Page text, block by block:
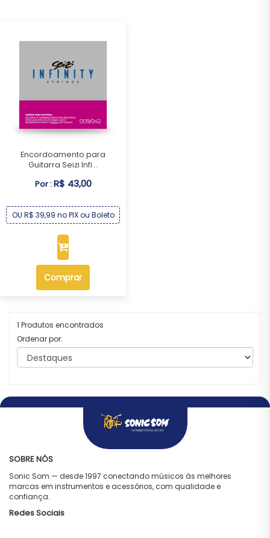
Encordoamento para
Guitarra Seizi Infi...
Por :R$ 43,00
OU R$ 39,99 no PIX ou Boleto
Comprar
1 Produtos encontrados
Ordenar por:
SOBRE NÓS
Sonic Som — desde 1997 conectando músicos às melhores
marcas em instrumentos e acessórios, com qualidade e
confiança.
Redes Sociais